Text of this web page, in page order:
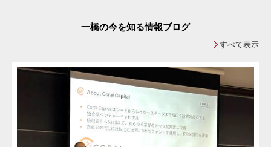
一橋の今を知る情報ブログ
すべて表示